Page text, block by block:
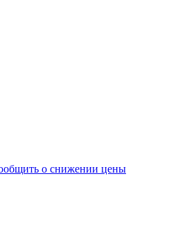
о снижении цены